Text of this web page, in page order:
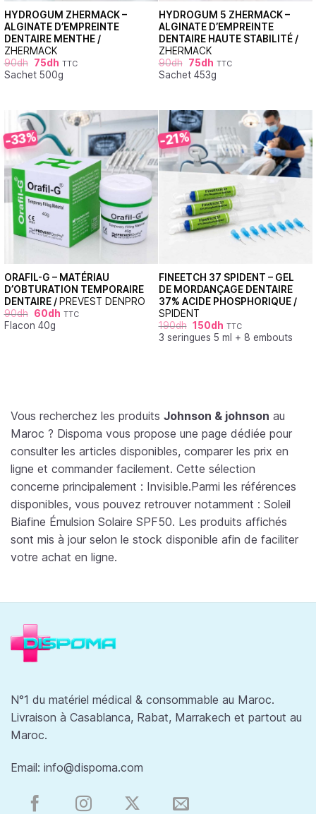
HYDROGUM ZHERMACK –
ALGINATE D’EMPREINTE
DENTAIRE MENTHE /
ZHERMACK
90dh 75dh TTC
Sachet 500g
HYDROGUM 5 ZHERMACK –
ALGINATE D’EMPREINTE
DENTAIRE HAUTE STABILITÉ /
ZHERMACK
90dh 75dh TTC
Sachet 453g
-33%
ORAFIL-G – MATÉRIAU
D’OBTURATION TEMPORAIRE
DENTAIRE / PREVEST DENPRO
90dh 60dh TTC
Flacon 40g
-21%
FINEETCH 37 SPIDENT – GEL
DE MORDANÇAGE DENTAIRE
37% ACIDE PHOSPHORIQUE /
SPIDENT
190dh 150dh TTC
3 seringues 5 ml + 8 embouts
Vous recherchez les produits Johnson & johnson au
Maroc ? Dispoma vous propose une page dédiée pour
consulter les articles disponibles, comparer les prix en
ligne et commander facilement. Cette sélection
concerne principalement : Invisible.Parmi les références
disponibles, vous pouvez retrouver notamment : Soleil
Biafine Émulsion Solaire SPF50. Les produits affichés
sont mis à jour selon le stock disponible afin de faciliter
votre achat en ligne.
N°1 du matériel médical & consommable au Maroc.
Livraison à Casablanca, Rabat, Marrakech et partout au
Maroc.
Email: info@dispoma.com